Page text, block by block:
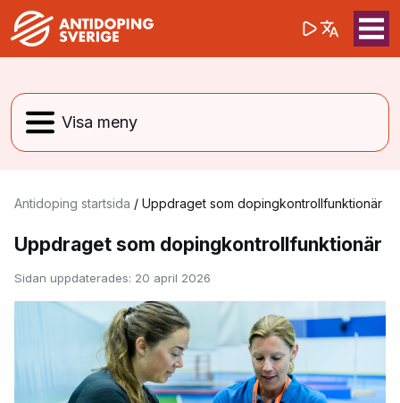
Sök på(opens in a
Antidoping startsida / Uppdraget som dopingkontrollfunktionär
Uppdraget som dopingkontrollfunktionär
Sidan uppdaterades: 20 april 2026